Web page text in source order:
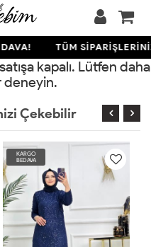
TÜM
kapalı. Lütfen daha
deneyin.
Çekebilir
KARGO
BEDAVA